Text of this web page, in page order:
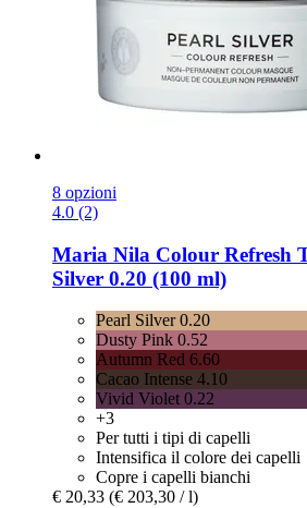
8 opzioni
4.0 (2)
Maria Nila Colour Refresh
Silver 0.20 (100 ml)
Pearl Silver 0.20
Dusty Pink 0.52
Autumn Red 6.60
Cacao Intense 4.10
Vivid Violet 0.22
+3
Per tutti i tipi di capelli
Intensifica il colore dei capelli
Copre i capelli bianchi
€ 20,33 (€ 203,30 / l)